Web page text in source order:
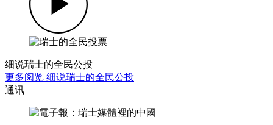
细说瑞士的全民公投
更多阅览 细说瑞士的全民公投
通讯